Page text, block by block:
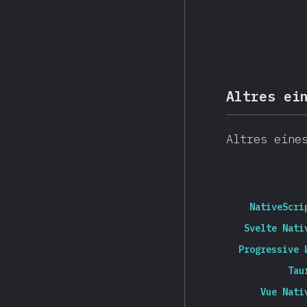
Altres
Altres
Vue
Progressive
Svelte